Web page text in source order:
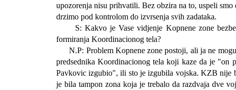
upozorenja nisu prihvatili. Bez obzira na to, uspeli smo
drzimo pod kontrolom do izvrsenja svih zadataka.
S: Kakvo je Vase vidjenje Kopnene zone
formiranja Koordinacionog tela?
N.P: Problem Kopnene zone postoji, ali ja ne
predsednika Koordinacionog tela koji kaze da je "on
Pavkovic izgubio", ili sto je izgubila vojska. KZB nije
je bila tampon zona koja je trebalo da razdvaja dve